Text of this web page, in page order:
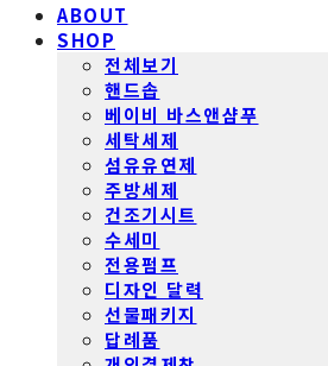
ABOUT
SHOP
전체보기
핸드솝
베이비 바스앤샴푸
세탁세제
섬유유연제
주방세제
건조기시트
수세미
전용펌프
디자인 달력
선물패키지
답례품